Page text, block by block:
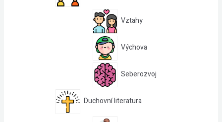
Vztahy
Výchova
Seberozvoj
Duchovní literatura